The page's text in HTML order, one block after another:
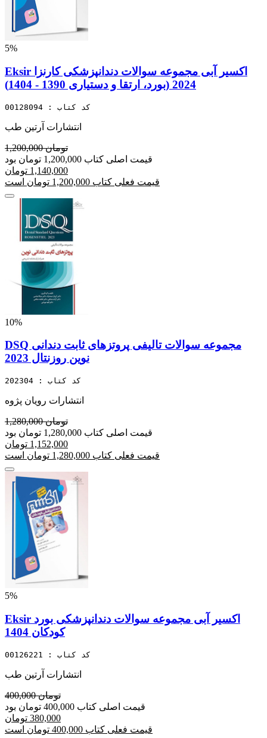
5%
Eksir اکسیر آبی مجموعه سوالات دندانپزشکی کارنزا
2024 (بورد، ارتقا و دستیاری 1390 - 1404)
کد کتاب : 00128094
انتشارات آرتین طب
1,200,000 تومان
قیمت اصلی کتاب 1,200,000 تومان بود
1,140,000 تومان
قیمت فعلی کتاب 1,200,000 تومان است
10%
DSQ مجموعه سوالات تالیفی پروتزهای ثابت دندانی
نوین روزنتال 2023
کد کتاب : 202304
انتشارات رویان پژوه
1,280,000 تومان
قیمت اصلی کتاب 1,280,000 تومان بود
1,152,000 تومان
قیمت فعلی کتاب 1,280,000 تومان است
5%
Eksir اکسیر آبی مجموعه سوالات دندانپزشکی بورد
کودکان 1404
کد کتاب : 00126221
انتشارات آرتین طب
400,000 تومان
قیمت اصلی کتاب 400,000 تومان بود
380,000 تومان
قیمت فعلی کتاب 400,000 تومان است